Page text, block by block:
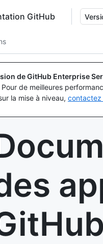
GitHub
de GitHub Enterprise
de meilleures
la mise à niveau, contactez